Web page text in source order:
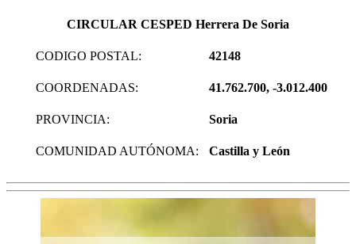
CIRCULAR CESPED Herrera De Soria
CODIGO POSTAL: 42148
COORDENADAS: 41.762.700, -3.012.400
PROVINCIA: Soria
COMUNIDAD AUTÓNOMA: Castilla y León